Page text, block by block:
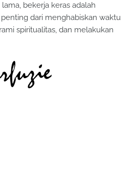
bekerja keras adalah
dari menghabiskan waktu
spiritualitas, dan melakukan